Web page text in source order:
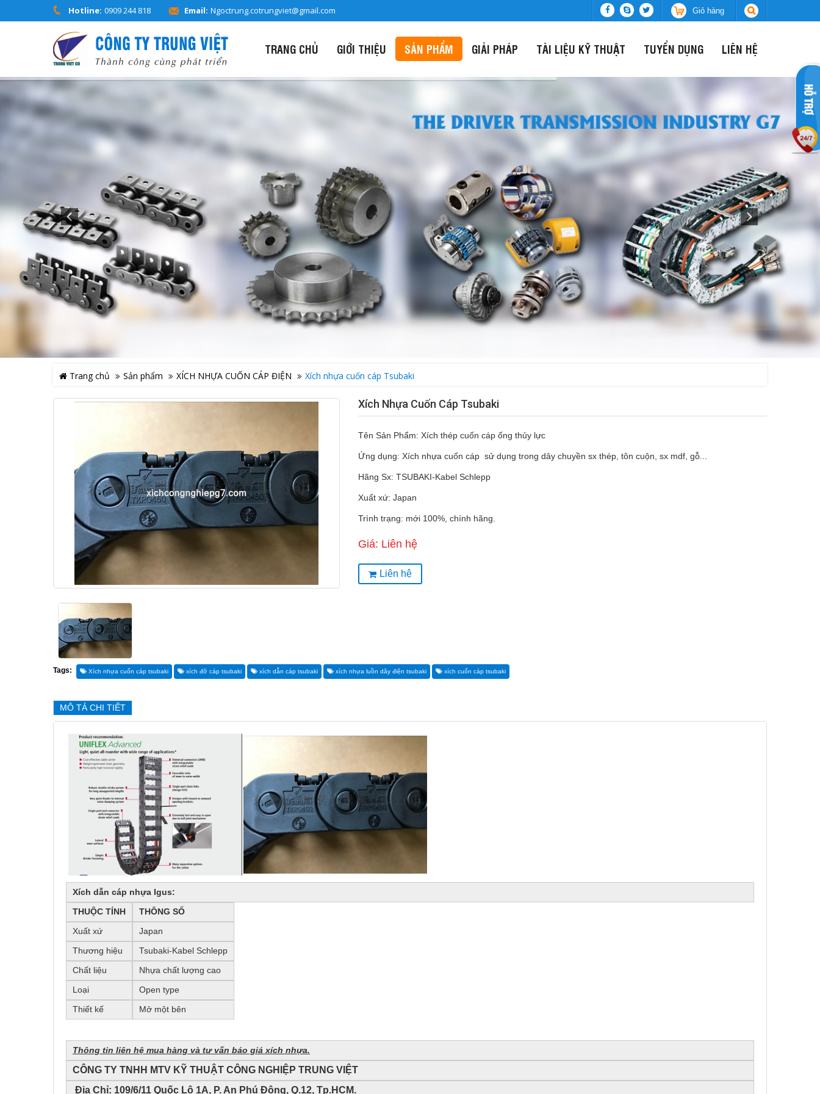
Hotline: 0909 244 818 Email: Ngoctrung.cotrungviet@gmail.com Giỏ hàng
TRANG CHỦ GIỚI THIỆU SẢN PHẨM GIẢI PHÁP TÀI LIỆU KỸ THUẬT TUYỂN DỤNG LIÊN HỆ
Trang chủ Sản phẩm XÍCH NHỰA CUỐN CÁP ĐIỆN Xích nhựa cuốn cáp Tsubaki
Xích Nhựa Cuốn Cáp Tsubaki
Tên Sản Phẩm: Xích thép cuốn cáp ống thủy lực
Ứng dụng: Xích nhựa cuốn cáp sử dụng trong dây chuyền sx thép, tôn cuộn, sx mdf, gỗ...
Hãng Sx: TSUBAKI-Kabel Schlepp
Xuất xứ: Japan
Trình trạng: mới 100%, chính hãng.
Giá: Liên hệ
Liên hệ
Tags: Xích nhựa cuốn cáp tsubaki xích đỡ cáp tsubaki xích dẫn cáp tsubaki xích nhựa luồn dây điện tsubaki xích cuốn cáp tsubaki
MÔ TẢ CHI TIẾT
Xích dẫn cáp nhựa Igus:
THUỘC TÍNH THÔNG SỐ
Xuất xứ Japan
Thương hiệu Tsubaki-Kabel Schlepp
Chất liệu Nhựa chất lượng cao
Loại Open type
Thiết kế Mở một bên
Thông tin liên hệ mua hàng và tư vấn báo giá xích nhựa.
CÔNG TY TNHH MTV KỸ THUẬT CÔNG NGHIỆP TRUNG VIỆT
Địa Chỉ: 109/6/11 Quốc Lộ 1A, P. An Phú Đông, Q.12, Tp.HCM.